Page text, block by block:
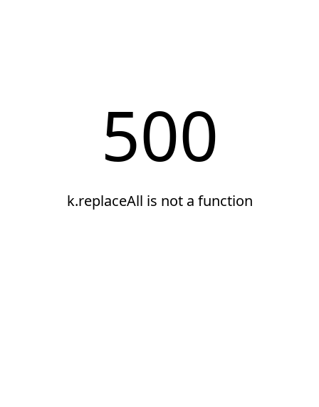
500
k.replaceAll is not a function